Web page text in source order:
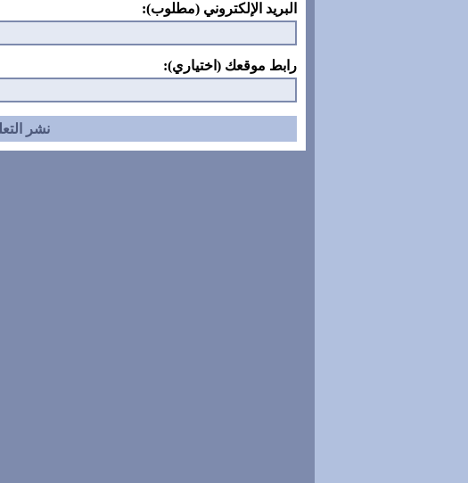
البريد الإلكتروني (مطلوب):
رابط موقعك (اختياري):